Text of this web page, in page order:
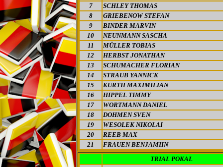
7
SCHLEY THOMAS
8
GRIEBENOW STEFAN
9
BINDER MARVIN
10
NEUNMANN SASCHA
11
MÜLLER TOBIAS
12
HERBST JONATHAN
13
SCHUMACHER FLORIAN
14
STRAUB YANNICK
15
KURTH MAXIMILIAN
16
HIPPEL TIMMY
17
WORTMANN DANIEL
18
DOHMEN SVEN
19
WESOLEK NIKOLAI
20
REEB MAX
21
FRAUEN BENJAMIIN
TRIAL POKAL